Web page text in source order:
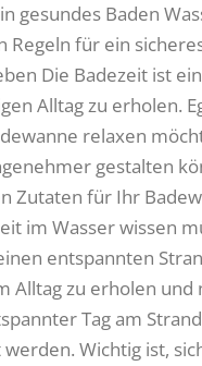
gesundes Baden
für ein
Die Badezeit ist
Alltag zu erholen.
relaxen
gestalten
Zutaten für Ihr
im Wasser wissen
entspannten
Alltag zu erholen und
Tag am
Wichtig ist,